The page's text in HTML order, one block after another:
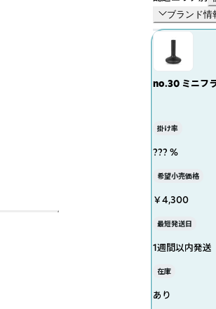
ブランド情
no.30 ミニフ
掛け率
??? %
希望小売価格
￥4,300
最短発送日
1週間以内発送
在庫
あり